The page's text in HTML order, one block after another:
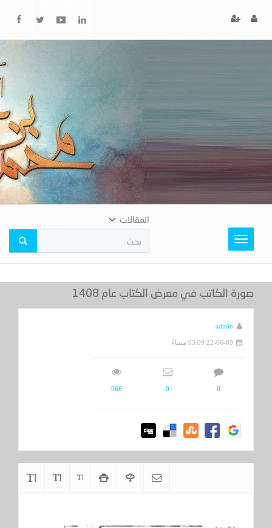
Toggle
navigation
المقالات
صورة الكاتب في معرض الكتاب عام 1408
admin
22-06-09 03:09 مساءً
0
0
966